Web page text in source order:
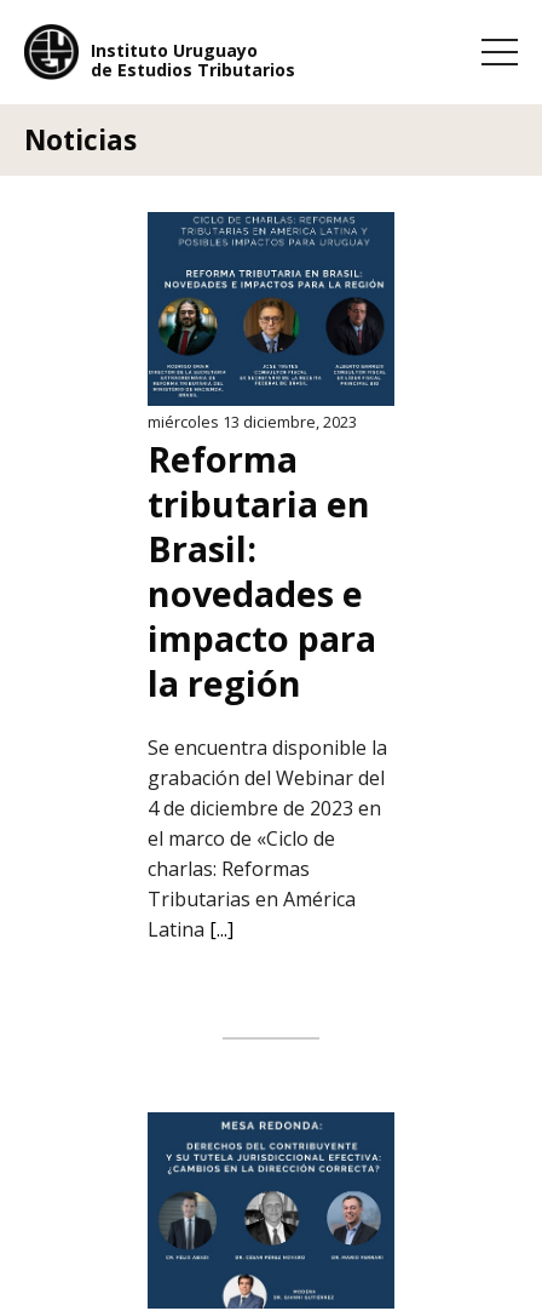
Instituto Uruguayo
de Estudios Tributarios
Noticias
miércoles 13 diciembre, 2023
Reforma
tributaria en
Brasil:
novedades e
impacto para
la región
Se encuentra disponible la
grabación del Webinar del
4 de diciembre de 2023 en
el marco de «Ciclo de
charlas: Reformas
Tributarias en América
Latina [...]